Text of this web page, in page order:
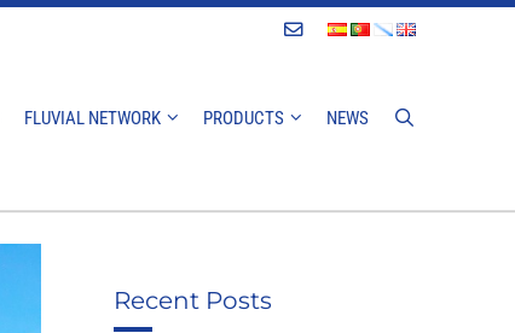
Contact
FLUVIAL NETWORK PRODUCTS NEWS
Recent Posts